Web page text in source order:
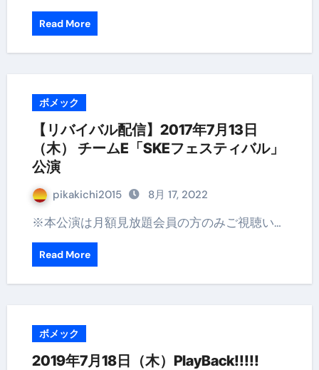
Read More
ボメック
【リバイバル配信】2017年7月13日
（木） チームE「SKEフェスティバル」
公演
pikakichi2015 8月 17, 2022
※本公演は月額見放題会員の方のみご視聴い…
Read More
ボメック
2019年7月18日（木）PlayBack!!!!!